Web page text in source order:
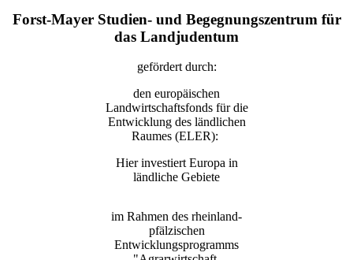
Forst-Mayer Studien- und Begegnungszentrum für
das Landjudentum
gefördert durch:
den europäischen
Landwirtschaftsfonds für die
Entwicklung des ländlichen
Raumes (ELER):
Hier investiert Europa in
ländliche Gebiete
im Rahmen des rheinland-
pfälzischen
Entwicklungsprogramms